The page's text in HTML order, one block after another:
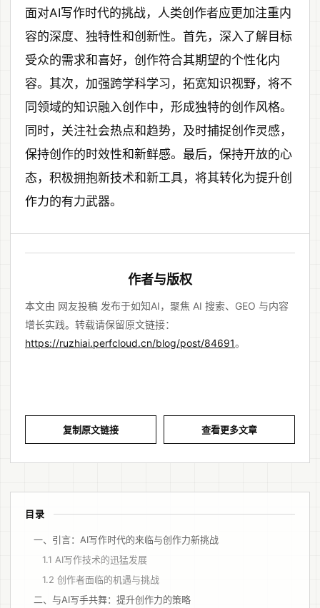
面对AI写作时代的挑战，人类创作者应更加注重内
容的深度、独特性和创新性。首先，深入了解目标
受众的需求和喜好，创作符合其期望的个性化内
容。其次，加强跨学科学习，拓宽知识视野，将不
同领域的知识融入创作中，形成独特的创作风格。
同时，关注社会热点和趋势，及时捕捉创作灵感，
保持创作的时效性和新鲜感。最后，保持开放的心
态，积极拥抱新技术和新工具，将其转化为提升创
作力的有力武器。
作者与版权
本文由 网友投稿 发布于如知AI，聚焦 AI 搜索、GEO 与内容
增长实践。转载请保留原文链接：
https://ruzhiai.perfcloud.cn/blog/post/84691。
复制原文链接 查看更多文章
目录
一、引言：AI写作时代的来临与创作力新挑战
1.1 AI写作技术的迅猛发展
1.2 创作者面临的机遇与挑战
二、与AI写手共舞：提升创作力的策略